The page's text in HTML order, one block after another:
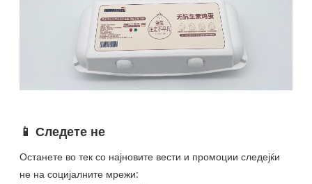
📱 Следете не
Останете во тек со најновите вести и промоции следејќи
не на социјалните мрежи: